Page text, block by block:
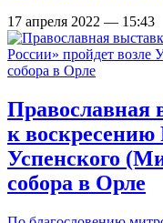
17 апреля 2022 — 15:43
Православная
к воскресению
Успенского
собора в Орле